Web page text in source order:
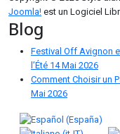
Joomla! est un Logiciel
Blog
Festival Off Avignon
l’Été 14 Mai 2026
Comment Choisir un
Mai 2026
Sélectionnez votre langue